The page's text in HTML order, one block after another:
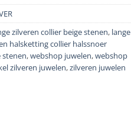
zilveren collier beige stenen, lange
halsketting collier halssnoer
stenen,webshop juwelen,webshop
zilveren juwelen,zilveren juwelen